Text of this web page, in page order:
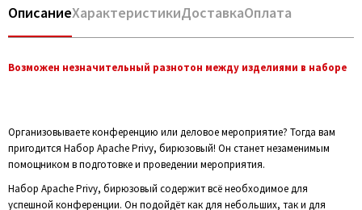
ОписаниеХарактеристикиДоставкаОплата
Возможен незначительный разнотон между изделиями в наборе
Организовываете конференцию или деловое мероприятие? Тогда вам
пригодится Набор Apache Privy, бирюзовый! Он станет незаменимым
помощником в подготовке и проведении мероприятия.
Набор Apache Privy, бирюзовый содержит всё необходимое для
успешной конференции. Он подойдёт как для небольших, так и для